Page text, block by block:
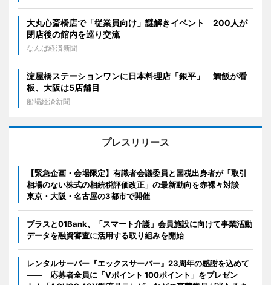
大丸心斎橋店で「従業員向け」謎解きイベント 200人が
閉店後の館内を巡り交流
なんば経済新聞
淀屋橋ステーションワンに日本料理店「銀平」 鯛飯が看
板、大阪は5店舗目
船場経済新聞
プレスリリース
【緊急企画・会場限定】有識者会議委員と国税出身者が「取引
相場のない株式の相続税評価改正」の最新動向を赤裸々対談
東京・大阪・名古屋の3都市で開催
プラスと01Bank、「スマート介護」会員施設に向けて事業活動
データを融資審査に活用する取り組みを開始
レンタルサーバー『エックスサーバー』23周年の感謝を込めて
―― 応募者全員に「Vポイント 100ポイント」をプレゼン